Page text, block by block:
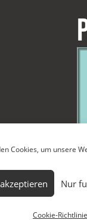
Cookies, um unsere
Nur
Cookie-Richtlinie